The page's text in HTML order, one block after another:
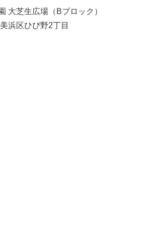
大芝生広場（Bブロック）
浜区ひび野2丁目